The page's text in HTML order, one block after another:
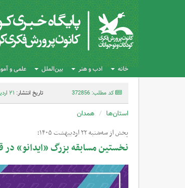
خانه ادب و هنر بین‌الملل علمی و
کد مطلب: 372856 تاریخ انتشار: ۲۱ اردیبهشت ۱۴۰۵ - ۰۹:۰۹
استان‌ها همدان
پخش از سه‌شنبه ۲۲ اردیبهشت‌ ۱۴۰۵؛
نخستین مسابقه بزرگ «ایدانو» در